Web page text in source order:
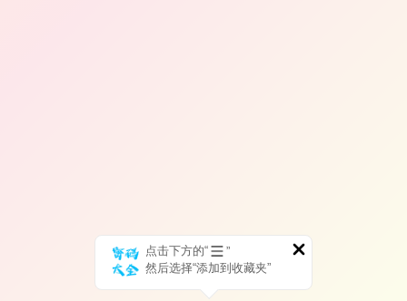
点击下方的“
”
然后选择“添加到收藏夹”